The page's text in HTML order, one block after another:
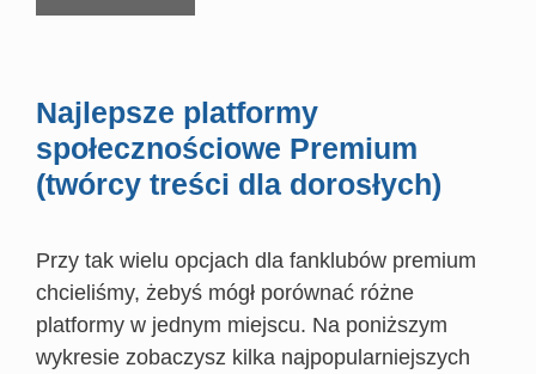
Najlepsze platformy
społecznościowe Premium
(twórcy treści dla dorosłych)
Przy tak wielu opcjach dla fanklubów premium
chcieliśmy, żebyś mógł porównać różne
platformy w jednym miejscu. Na poniższym
wykresie zobaczysz kilka najpopularniejszych